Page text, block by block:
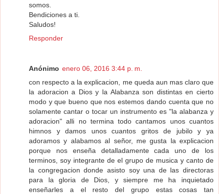
somos.
Bendiciones a ti.
Saludos!
Responder
Anónimo enero 06, 2016 3:44 p. m.
con respecto a la explicacion, me queda aun mas claro que
la adoracion a Dios y la Alabanza son distintas en cierto
modo y que bueno que nos estemos dando cuenta que no
solamente cantar o tocar un instrumento es "la alabanza y
adoracion" alli no termina todo cantamos unos cuantos
himnos y damos unos cuantos gritos de jubilo y ya
adoramos y alabamos al señor, me gusta la explicacion
porque nos enseña detalladamente cada uno de los
terminos, soy integrante de el grupo de musica y canto de
la congregacion donde asisto soy una de las directoras
para la gloria de Dios, y siempre me ha inquietado
enseñarles a el resto del grupo estas cosas tan